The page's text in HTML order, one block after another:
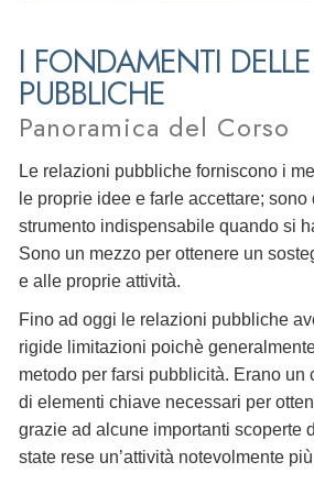
I FONDAMENTI
PUBBLICHE
Panoramica del Corso
Le relazioni pubbliche forniscono i
le proprie idee e farle accettare;
strumento indispensabile quando si
Sono un mezzo per ottenere un
e alle proprie attività.
Fino ad oggi le relazioni pubbliche
rigide limitazioni poichè
metodo per farsi pubblicità. Erano un
di elementi chiave necessari per
grazie ad alcune importanti scoperte
state rese un’attività notevolmente